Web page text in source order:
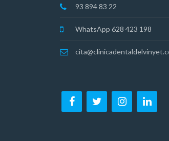
93 894 83 22
WhatsApp 628 423 198